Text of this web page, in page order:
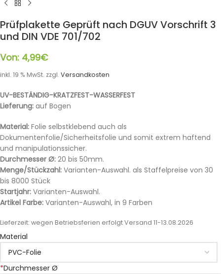
Prüfplakette Geprüft nach DGUV Vorschrift 3
und DIN VDE 701/702
Von: 4,99€
inkl. 19 % MwSt. zzgl. Versandkosten
UV-BESTÄNDIG-KRATZFEST-WASSERFEST
Lieferung: auf Bogen
Material: Folie selbstklebend auch als
Dokumentenfolie/Sicherheitsfolie und somit extrem haftend
und manipulationssicher.
Durchmesser Ø: 20 bis 50mm.
Menge/Stückzahl: Varianten-Auswahl. als Staffelpreise von 30
bis 8000 Stück
Startjahr: Varianten-Auswahl.
Artikel Farbe: Varianten-Auswahl, in 9 Farben
Lieferzeit: wegen Betriebsferien erfolgt Versand 11-13.08.2026
Material
*Durchmesser Ø